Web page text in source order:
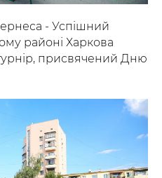
- Успішний
районі Харкова
присвячений Дню